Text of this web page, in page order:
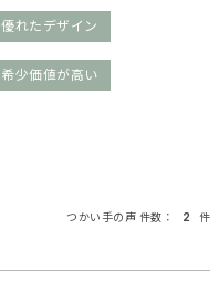
優れたデザイン
希少価値が高い
つかい手の声 件数： 2 件